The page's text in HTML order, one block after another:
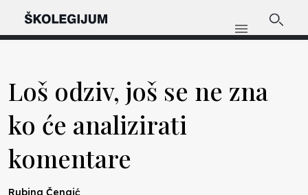
Loš odziv, još se ne zna
ko će analizirati
komentare
Rubina Čengić